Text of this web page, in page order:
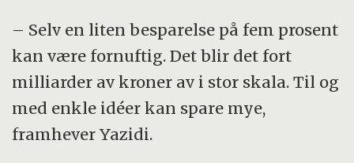
– Selv en liten besparelse på fem prosent
kan være fornuftig. Det blir det fort
milliarder av kroner av i stor skala. Til og
med enkle idéer kan spare mye,
framhever Yazidi.